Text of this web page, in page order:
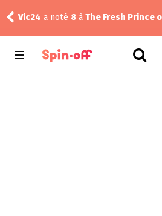
Vic24 a noté 8 à The Fresh Prince